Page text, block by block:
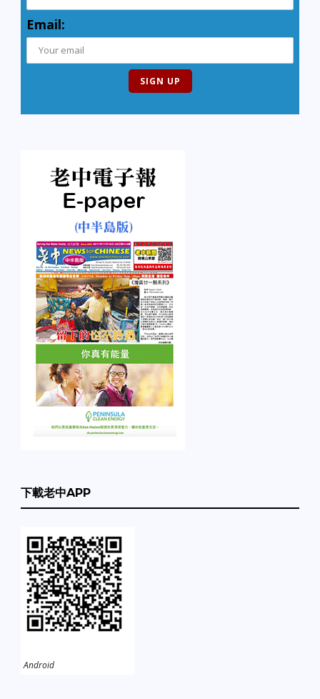
Email:
下載老中APP
Android